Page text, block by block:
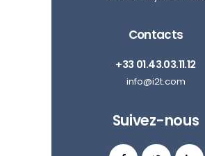
Contacts
+33 01.43.03.11.12
info@i2t.com
Suivez-nous